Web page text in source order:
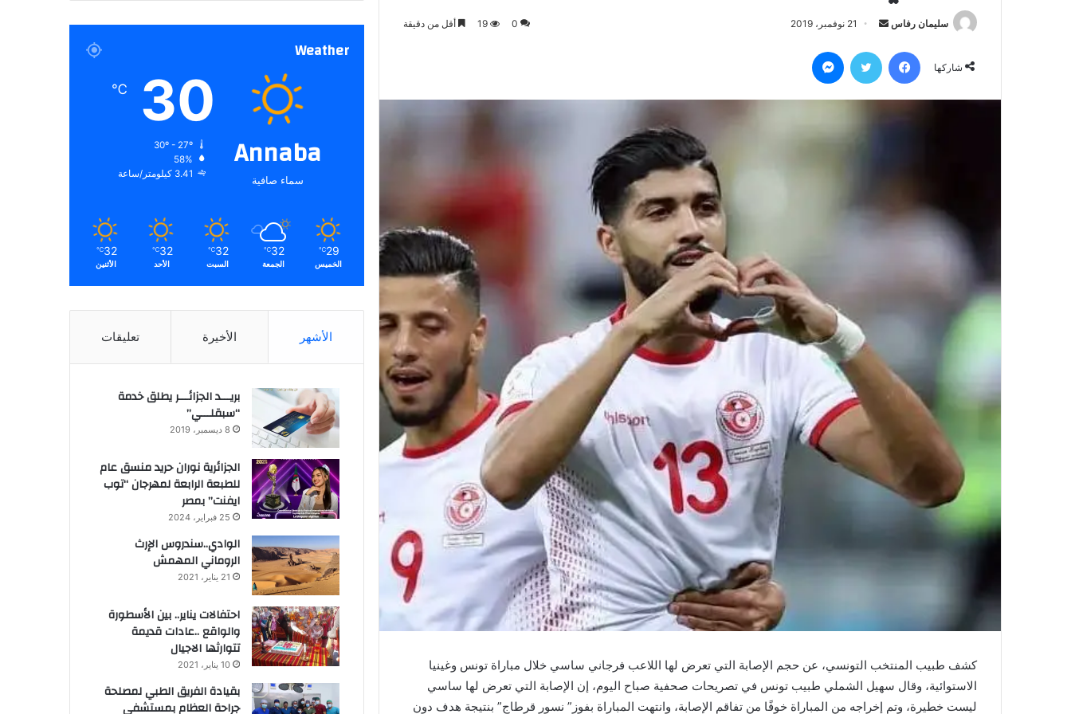
سليمان رفاس
س
ل
ب
21 نوفمبر، 2019 0
19 أقل من دقيقة
شاركها
كشف طبيب المنتخب التونسي، عن حجم الإصابة التي تعرض لها اللاعب فرجاني ساسي خلال مباراة تونس وغينيا
الاستوائية، وقال سهيل الشملي طبيب تونس في تصريحات صحفية صباح اليوم، إن الإصابة التي تعرض لها ساسي
ليست خطيرة، وتم إخراجه من المباراة خوفًا من تفاقم الإصابة، وانتهت المباراة بفوز” نسور قرطاج” بنتيجة هدف دون
Weather
Annaba
سماء صافية
30
℃
58%
3.41 كيلومتر/ساعة
29
℃
الخميس
32
℃
الجمعة
32
℃
السبت
32
℃
الأحد
32
℃
الأثنين
الأشهر الأخيرة تعليقات
بريـــد الجزائـــر يطلق خدمة
“سبقلـــي”
8 ديسمبر، 2019
الجزائرية نوران حريد منسق عام
للطبعة الرابعة لمهرجان “توب
ايفنت” بمصر
25 فبراير، 2024
الوادي..سندروس الإرث
الروماني المهمش
21 يناير، 2021
احتفالات يناير.. بين الأسطورة
والواقع ..عادات قديمة
تتوارثها الاجيال
10 يناير، 2021
بقيادة الفريق الطبي لمصلحة
جراحة العظام بمستشفى